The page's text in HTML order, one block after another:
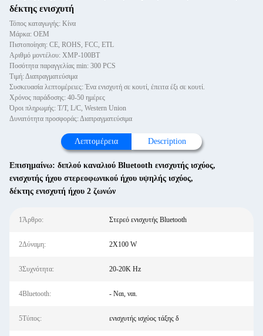
δέκτης ενισχυτή
Τόπος καταγωγής: Κίνα
Μάρκα: OEM
Πιστοποίηση: CE, ROHS, FCC, ETL
Αριθμό μοντέλου: XMP-100BT
Ποσότητα παραγγελίας min: 300 PCS
Τιμή: Διαπραγματεύσιμα
Συσκευασία λεπτομέρειες: Ένα ενισχυτή σε κουτί, έπειτα έξι σε κουτί.
Χρόνος παράδοσης: 40-50 ημέρες
Όροι πληρωμής: T/T, L/C, Western Union
Δυνατότητα προσφοράς: Διαπραγματεύσιμα
Λεπτομέρεια Description
Επισημαίνω: διπλού καναλιού Bluetooth ενισχυτής ισχύος,
ενισχυτής ήχου στερεοφωνικού ήχου υψηλής ισχύος,
δέκτης ενισχυτή ήχου 2 ζωνών
1Άρθρο: Στερεό ενισχυτής Bluetooth
2Δύναμη: 2X100 W
3Συχνότητα: 20-20K Hz
4Bluetooth: - Ναι, ναι.
5Τύπος: ενισχυτής ισχύος τάξης δ